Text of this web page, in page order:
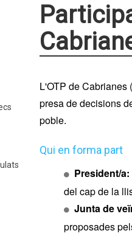
L'OTP de Cabrianes
presa de decisions
poble.
Qui en forma part
President/a:
del cap de la
Junta de
proposades